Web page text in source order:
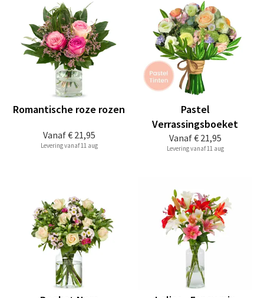
Vanaf€ 21,95
Romantische roze rozen
Levering vanaf 11 aug
Vanaf€ 21,95
Pastel
Verrassingsboeket
Levering vanaf 11 aug